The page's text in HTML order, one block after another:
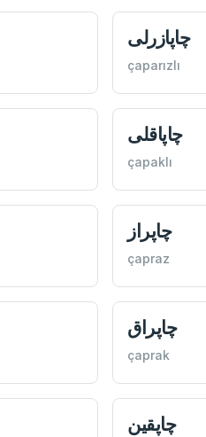
چاپازرلی
çaparızlı
چاپاقلی
çapaklı
چاپراز
çapraz
چاپراق
çaprak
چاپقین